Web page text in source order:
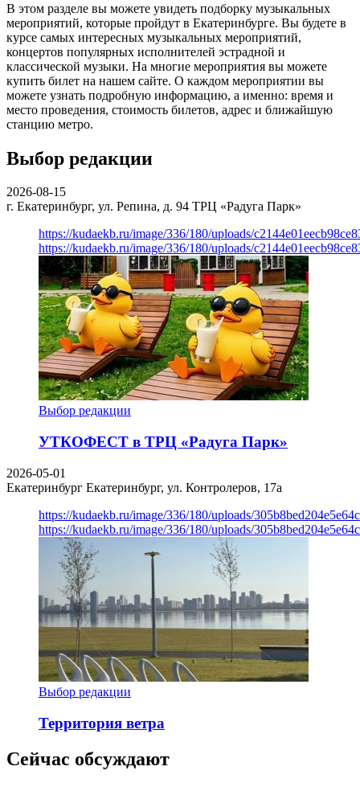
В этом разделе вы можете увидеть подборку музыкальных
мероприятий, которые пройдут в Екатеринбурге. Вы будете в
курсе самых интересных музыкальных мероприятий,
концертов популярных исполнителей эстрадной и
классической музыки. На многие мероприятия вы можете
купить билет на нашем сайте. О каждом мероприятии вы
можете узнать подробную информацию, а именно: время и
место проведения, стоимость билетов, адрес и ближайшую
станцию метро.
Выбор редакции
2026-08-15
г. Екатеринбург, ул. Репина, д. 94 ТРЦ «Радуга Парк»
https://kudaekb.ru/image/336/180/uploads/
https://kudaekb.ru/image/336/180/uploads/
Выбор редакции
УТКОФЕСТ в ТРЦ «Радуга Парк»
2026-05-01
Екатеринбург Екатеринбург, ул. Контролеров, 17а
https://kudaekb.ru/image/336/180/uploads/
https://kudaekb.ru/image/336/180/uploads/
Выбор редакции
Территория ветра
Сейчас обсуждают